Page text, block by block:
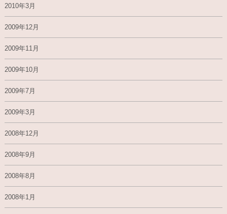
2010年3月
2009年12月
2009年11月
2009年10月
2009年7月
2009年3月
2008年12月
2008年9月
2008年8月
2008年1月